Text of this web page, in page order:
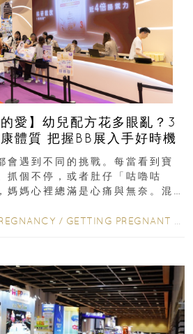
愛】幼兒配方花多眼亂？3
體質 把握BB展入手好時機
會遇到不同的挑戰。每當看到寶
抓個不停，或者肚仔「咕嚕咕
媽媽心裡總滿是心痛與無奈。混
/ GETTING PREGNANT